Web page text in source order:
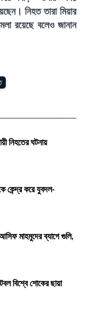
নিহত তারা মিয়ার
রয়েছে বলেও জানান
নিহতের ঘটনায়
কেন্দ্র করে যুবদল-
আসিফ মাহমুদের ব্যাগে গুলি,
বিশ্বে শোকের ছায়া